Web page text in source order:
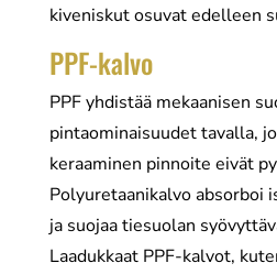
kiveniskut osuvat edelleen
PPF-kalvo
PPF yhdistää mekaanisen
pintaominaisuudet tavalla,
keraaminen pinnoite eivät
Polyuretaanikalvo absorboi
ja suojaa tiesuolan
Laadukkaat PPF-kalvot,